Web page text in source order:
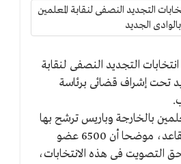
التجديد النصفى لنقابة
تحت إشراف قضائى برئاسة
بالخارجة وباريس ترشح بها
20 مرشحا للفوز بـ8 مقاعد، موضحا أن 6500 عضو
التصويت فى هذه الانتخابات،